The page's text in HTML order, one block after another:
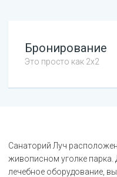
Бронирование
Это просто как 2х2
Санаторий Луч
живописном уголке парка.
лечебное оборудование,